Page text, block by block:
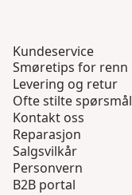
Kundeservice
Smøretips for renn
Levering og retur
Ofte stilte spørsmål
Kontakt oss
Reparasjon
Salgsvilkår
Personvern
B2B portal